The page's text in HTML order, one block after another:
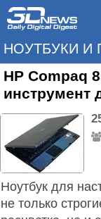
НОУТБУКИ И
HP Compaq
инструмент
Ноутбук для
не только